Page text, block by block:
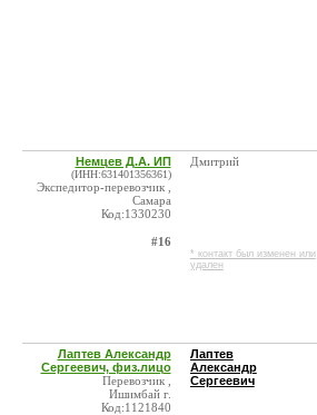
Немцев Д.А. ИП
(ИНН:631401356361)
Экспедитор-перевозчик ,
Самара
Код:1330230
#16
Дмитрий
* контакт был изменен или
удален
Лаптев Александр
Сергеевич, физ.лицо
Перевозчик ,
Ишимбай г.
Код:1121840
Лаптев
Александр
Сергеевич